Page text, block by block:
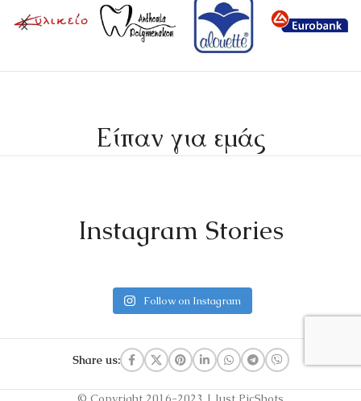
Είπαν για εμάς
Instagram Stories
Follow on Instagram
Share us: